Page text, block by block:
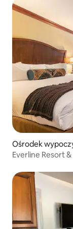
Ośrodek
Everline Resort